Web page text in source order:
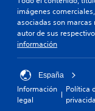
imágenes
asociadas son
autor de sus
información
España
Información
legal
Política